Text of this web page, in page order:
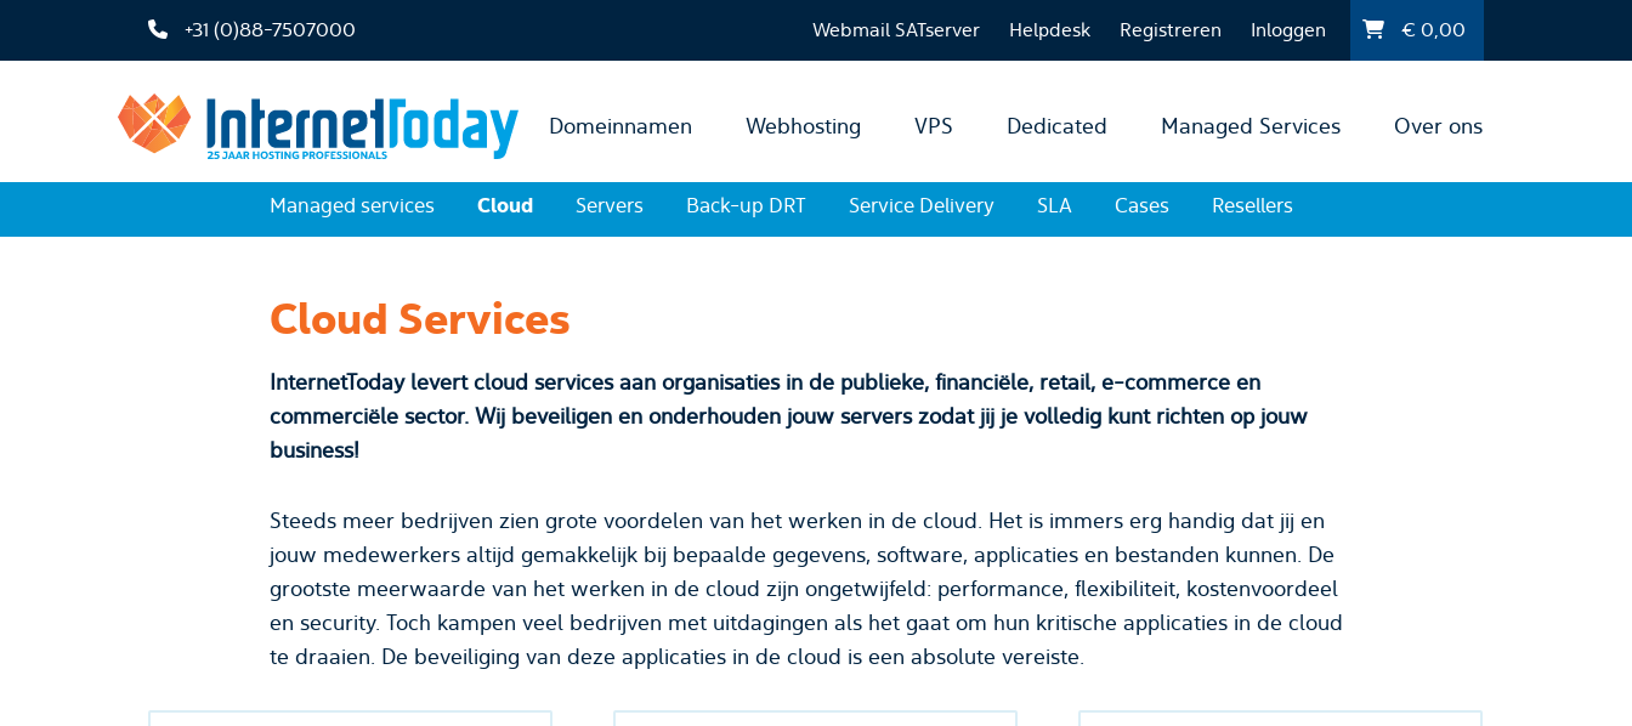
+31 (0)88-7507000 Webmail SATserver Helpdesk Registreren Inloggen €0,00
Domeinnamen Webhosting VPS Dedicated Managed Services Over ons
Managed services Cloud Servers Back-up DRT Service Delivery SLA Cases Resellers
Cloud Services
InternetToday levert cloud services aan organisaties in de publieke, financiële, retail, e-commerce en
commerciële sector. Wij beveiligen en onderhouden jouw servers zodat jij je volledig kunt richten op jouw
business!
Steeds meer bedrijven zien grote voordelen van het werken in de cloud. Het is immers erg handig dat jij en
jouw medewerkers altijd gemakkelijk bij bepaalde gegevens, software, applicaties en bestanden kunnen. De
grootste meerwaarde van het werken in de cloud zijn ongetwijfeld: performance, flexibiliteit, kostenvoordeel
en security. Toch kampen veel bedrijven met uitdagingen als het gaat om hun kritische applicaties in de cloud
te draaien. De beveiliging van deze applicaties in de cloud is een absolute vereiste.